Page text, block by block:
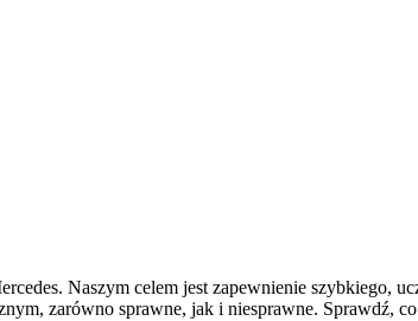
Naszym celem jest zapewnienie szybkiego,
zarówno sprawne, jak i niesprawne. Sprawdź,